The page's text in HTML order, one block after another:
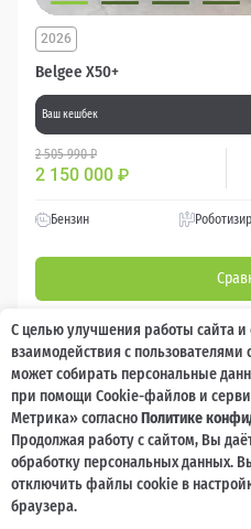
Belgee X50+
2026
Ваш кешбек
2 505 990 ₽
2 150 000 ₽
Бензин
С целью улучшения работы сайта и
взаимодействия с
может собирать персональные
при помощи Cookie-файлов и
Метрика» согласноПолитике
Продолжая работу с сайтом, Вы
обработку персональных данных.
отключить файлы cookie в
браузера.